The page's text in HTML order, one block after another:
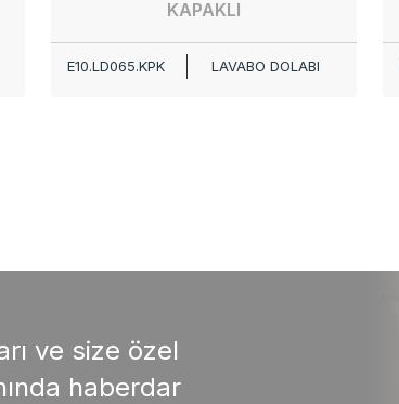
KAPAKLI
E10.LD065.KPK LAVABO DOLABI
ve size özel
haberdar